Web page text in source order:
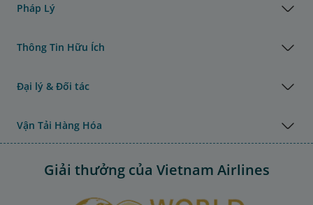
Pháp Lý
Thông Tin Hữu Ích
Đại lý & Đối tác
Vận Tải Hàng Hóa
Giải thưởng của Vietnam Airlines